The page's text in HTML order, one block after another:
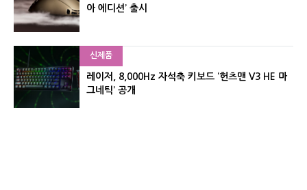
아 에디션’ 출시
신제품
레이저, 8,000Hz 자석축 키보드 ‘헌츠맨 V3 HE 마
그네틱’ 공개